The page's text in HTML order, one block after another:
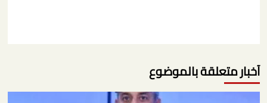
آخبار متعلقة بالموضوع